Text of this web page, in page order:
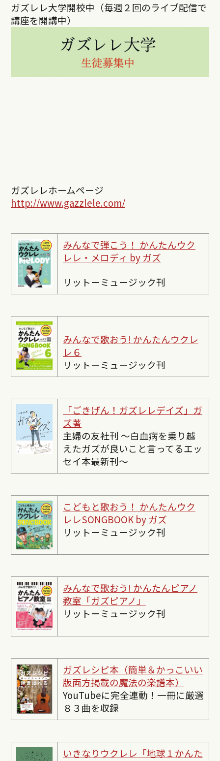
ガズレレ大学開校中（毎週２回のライブ配信で
講座を開講中）
ガズレレホームページ
http://www.gazzlele.com/
みんなで弾こう！ かんたんウク
レレ・メロディ by ガズ
リットーミュージック刊
みんなで歌おう! かんたんウクレ
レ６
リットーミュージック刊
「ごきげん！ガズレレデイズ」ガ
ズ著
主婦の友社刊 〜白血病を乗り越
えたガズが良いこと言ってるエッ
セイ本最新刊〜
こどもと歌おう！ かんたんウク
レレSONGBOOK by ガズ
リットーミュージック刊
みんなで歌おう! かんたんピアノ
教室「ガズピアノ」
リットーミュージック刊
ガズレシピ本（簡単＆かっこいい
版両方掲載の魔法の楽譜本）
YouTubeに完全連動！一冊に厳選
８３曲を収録
いきなりウクレレ「地球１かんた